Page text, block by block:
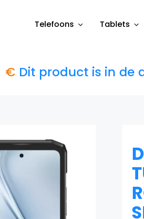
Telefoons Tablets
€ Dit product is in de